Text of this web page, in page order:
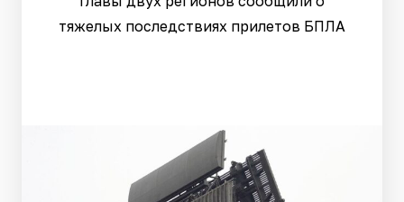
тяжелых последствиях прилетов БПЛА